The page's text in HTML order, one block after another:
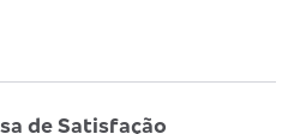
de Satisfação